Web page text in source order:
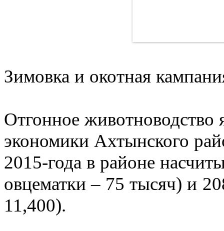
Зимовка и окотная
Отгонное животноводство
экономики Ахтынского
2015-года в районе
овцематки – 75 тысяч) и
11,400).